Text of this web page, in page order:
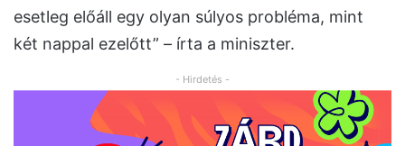
esetleg előáll egy olyan súlyos probléma, mint
két nappal ezelőtt” – írta a miniszter.
- Hirdetés -